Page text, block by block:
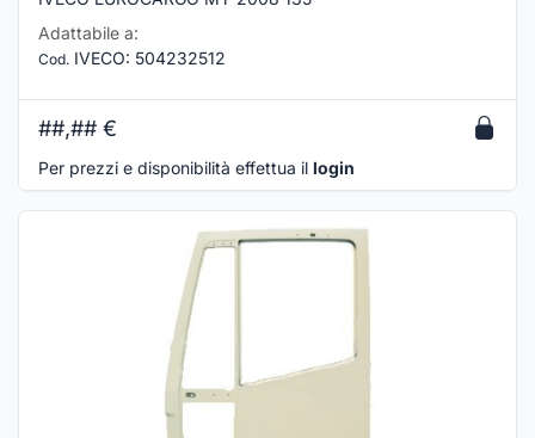
Adattabile a:
Cod. IVECO: 504232512
##,## €
Per prezzi e disponibilità effettua il login